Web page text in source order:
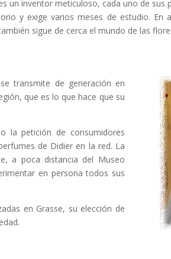
un inventor meticuloso, cada uno de
y exige varios meses de estudio. En
sigue de cerca el mundo de las
transmite de generación en
que es lo que hace que su
la petición de consumidores
de Didier en la red. La
a poca distancia del Museo
en persona todos sus
en Grasse, su elección de